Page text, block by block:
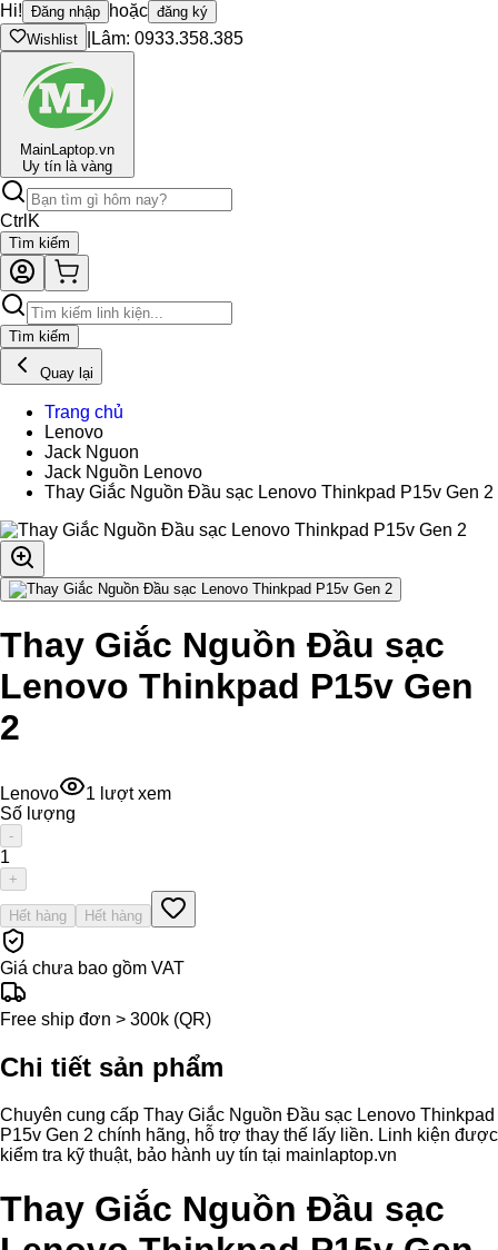
Hi! Đăng nhập hoặc đăng ký
Wishlist
Lâm: 0933.358.385
MainLaptop.vn
Uy tín là vàng
Ctrl K
Tìm kiếm
Tìm kiếm
Quay lại
Trang chủ
Lenovo
Jack Nguon
Jack Nguồn Lenovo
Thay Giắc Nguồn Đầu sạc Lenovo Thinkpad P15v Gen 2
Thay Giắc Nguồn Đầu sạc
Lenovo Thinkpad P15v Gen
2
Lenovo 1 lượt xem
Số lượng
-
1
+
Hết hàng Hết hàng
Giá chưa bao gồm VAT
Free ship đơn > 300k (QR)
Chi tiết sản phẩm
Chuyên cung cấp Thay Giắc Nguồn Đầu sạc Lenovo Thinkpad
P15v Gen 2 chính hãng, hỗ trợ thay thế lấy liền. Linh kiện được
kiểm tra kỹ thuật, bảo hành uy tín tại mainlaptop.vn
Thay Giắc Nguồn Đầu sạc